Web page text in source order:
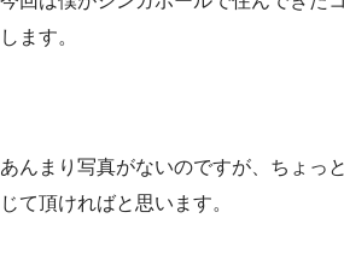
します。
あんまり写真がないのですが、ちょっ
じて頂ければと思います。